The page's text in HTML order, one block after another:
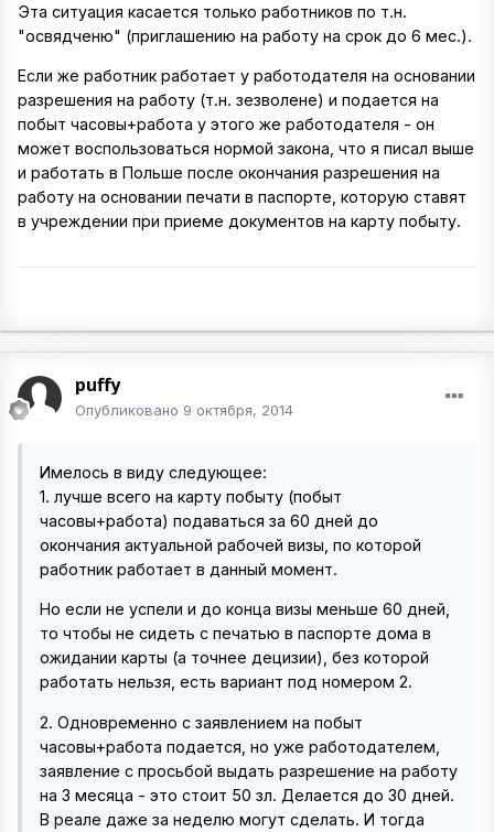
Эта ситуация касается только работников по т.н.
"освядченю" (приглашению на работу на срок до 6 мес.).
Если же работник работает у работодателя на основании
разрешения на работу (т.н. зезволене) и подается на
побыт часовы+работа у этого же работодателя - он
может воспользоваться нормой закона, что я писал выше
и работать в Польше после окончания разрешения на
работу на основании печати в паспорте, которую ставят
в учреждении при приеме документов на карту побыту.
puffy
Опубликовано 9 октября, 2014
Имелось в виду следующее:
1. лучше всего на карту побыту (побыт
часовы+работа) подаваться за 60 дней до
окончания актуальной рабочей визы, по которой
работник работает в данный момент.
Но если не успели и до конца визы меньше 60 дней,
то чтобы не сидеть с печатью в паспорте дома в
ожидании карты (а точнее децизии), без которой
работать нельзя, есть вариант под номером 2.
2. Одновременно с заявлением на побыт
часовы+работа подается, но уже работодателем,
заявление с просьбой выдать разрешение на работу
на 3 месяца - это стоит 50 зл. Делается до 30 дней.
В реале даже за неделю могут сделать. И тогда